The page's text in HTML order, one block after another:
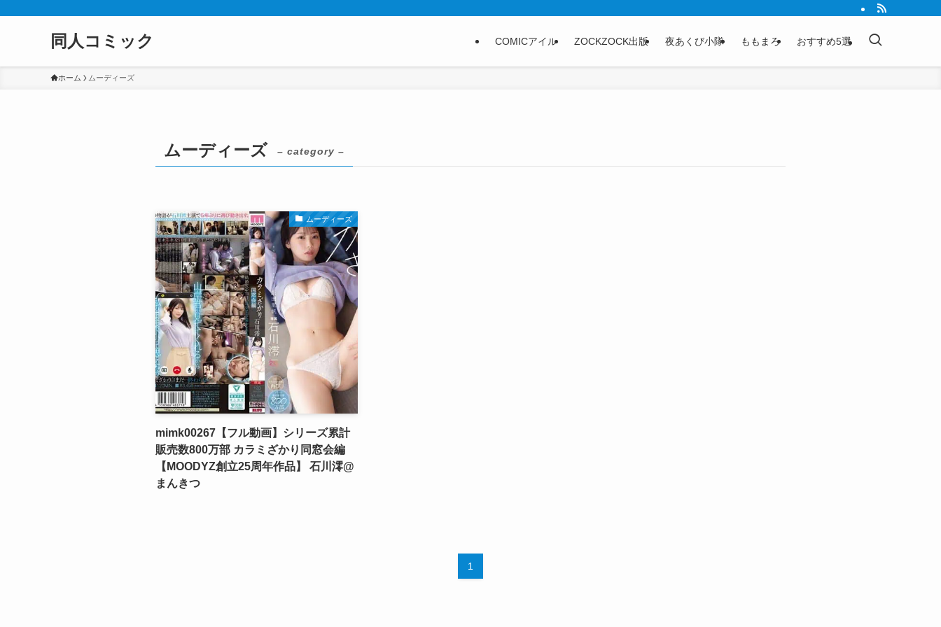
同人コミック COMICアイル ZOCKZOCK出版 夜あくび小隊 ももまろ おすすめ5選
ホーム ムーディーズ
ムーディーズ – category –
ムーディーズ
mimk00267【フル動画】シリーズ累計
販売数800万部 カラミざかり同窓会編
【MOODYZ創立25周年作品】 石川澪@
まんきつ
1